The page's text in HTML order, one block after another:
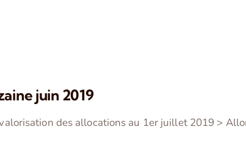
juin 2019
des allocations au 1er juillet 2019 >